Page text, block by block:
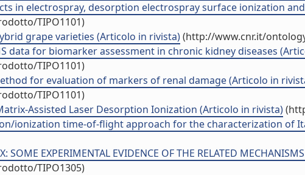
in electrospray, desorption electrospray surface ionization
TIPO1101)
grape varieties (Articolo in rivista)(http://www.cnr.it/
data for biomarker assessment in chronic kidney diseases
TIPO1101)
for evaluation of markers of renal damage (Articolo in
TIPO1101)
Assisted Laser Desorption Ionization (Articolo in rivista)
ionization time-of-flight approach for the characterization of
SOME EXPERIMENTAL EVIDENCE OF THE RELATED
TIPO1305)